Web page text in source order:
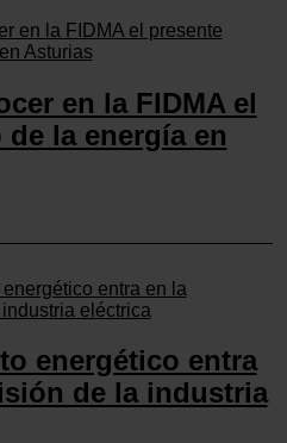
en la FIDMA el
la energía en
energético entra
de la industria